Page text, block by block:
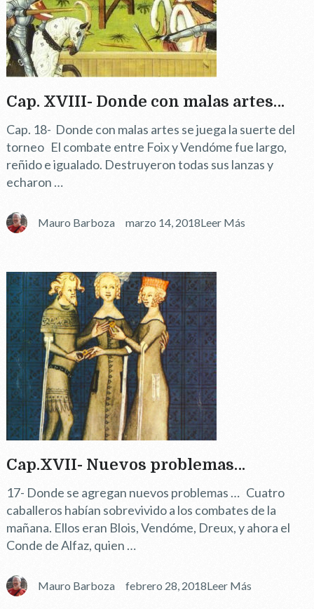
Cap. XVIII- Donde con malas artes…
Cap. 18- Donde con malas artes se juega la suerte del
torneo El combate entre Foix y Vendóme fue largo,
reñido e igualado. Destruyeron todas sus lanzas y
echaron …
Mauro Barboza marzo 14, 2018Leer Más
Cap.XVII- Nuevos problemas…
17- Donde se agregan nuevos problemas … Cuatro
caballeros habían sobrevivido a los combates de la
mañana. Ellos eran Blois, Vendóme, Dreux, y ahora el
Conde de Alfaz, quien …
Mauro Barboza febrero 28, 2018Leer Más